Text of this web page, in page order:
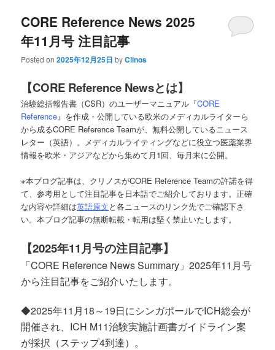
content
content
CORE Reference News 2025
年11月号 注目記事
Posted on2025年12月25日 byClinos
【CORE Reference Newsとは】
治験総括報告書（CSR）のユーザーマニュアル『CORE
Reference』を作成・公開している欧米のメディカルライターら
から成るCORE Reference Teamが、無料公開しているニュース
レター（英語）。メディカルライティングなどに役立つ医薬業界
情報を欧米・アジアなどから集めて月1回、毎月末に公開。
※本ブログ記事は、クリノスがCORE Reference Teamの許諾を得
て、参考用として注目記事を日本語でご紹介しております。正確
な内容や詳細は英語原文と各ニュースのリンク先でご確認下さ
い。本ブログ記事の無断転載・転用は堅く禁止いたします。
【2025年11月号の注目記事】
「CORE Reference News Summary」2025年11月号
から注目記事をご紹介いたします。
◆2025年11月18～19日にシンガポールでICH総会が
開催され、ICH M11治験実施計画書ガイドライン案
が採択（ステップ4到達）。